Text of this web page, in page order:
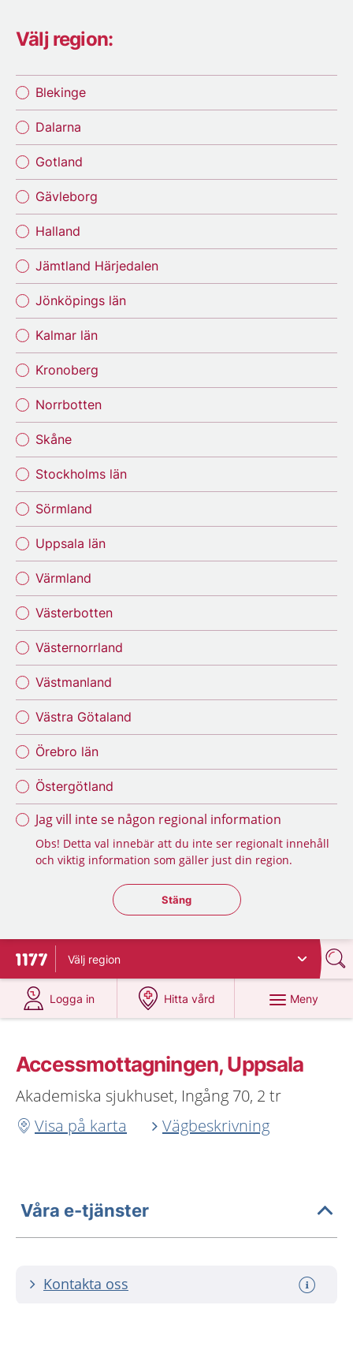
Välj region:
Blekinge
Dalarna
Gotland
Gävleborg
Halland
Jämtland Härjedalen
Jönköpings län
Kalmar län
Kronoberg
Norrbotten
Skåne
Stockholms län
Sörmland
Uppsala län
Värmland
Västerbotten
Västernorrland
Västmanland
Västra Götaland
Örebro län
Östergötland
Jag vill inte se någon regional information
Obs! Detta val innebär att du inte ser regionalt innehåll
och viktig information som gäller just din region.
Stäng regionsväljaren
Stäng
Till startsidan för 1177
Välj region
Logga in
på 1177.se
Hitta vård
på 1177.se
Meny
Accessmottagningen, Uppsala
Akademiska sjukhuset, Ingång 70, 2 tr
Visa på karta
Vägbeskrivning
Våra e-tjänster
Kontakta oss